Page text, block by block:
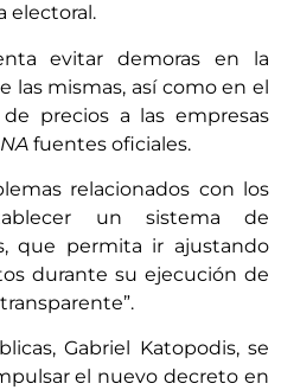
electoral.
evitar demoras en la
las mismas, así como en el
precios a las empresas
NA fuentes oficiales.
relacionados con los
un sistema de
que permita ir ajustando
durante su ejecución de
Gabriel Katopodis, se
el nuevo decreto en